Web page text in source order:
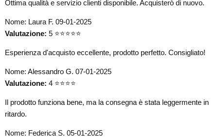
Ottima qualità e servizio clienti disponibile. Acquisterò di nuovo.
Nome: Laura F. 09-01-2025
Valutazione: 5 ⭐⭐⭐⭐⭐
Esperienza d'acquisto eccellente, prodotto perfetto. Consigliato!
Nome: Alessandro G. 07-01-2025
Valutazione: 4 ⭐⭐⭐⭐
Il prodotto funziona bene, ma la consegna è stata leggermente in
ritardo.
Nome: Federica S. 05-01-2025